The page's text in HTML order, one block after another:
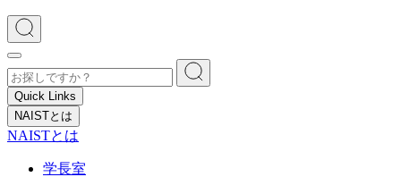
Quick Links
NAISTとは
NAISTとは
学長室